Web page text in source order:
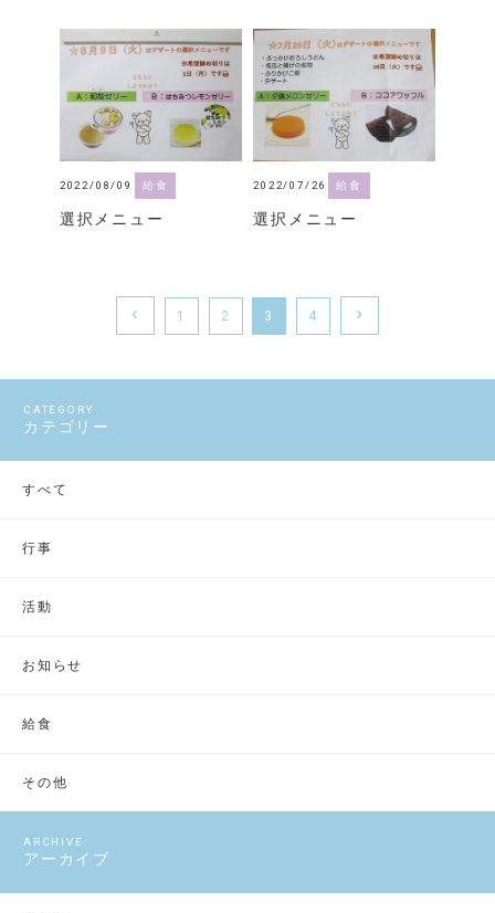
2022/08/09 給食
選択メニュー
2022/07/26 給食
選択メニュー
1 2 3 4
カテゴリー
すべて
行事
活動
お知らせ
給食
その他
アーカイブ